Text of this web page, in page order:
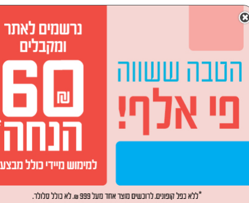
מחשבים וציוד היקפי לבית ולגן ספורט, מחנאות וילדים
×